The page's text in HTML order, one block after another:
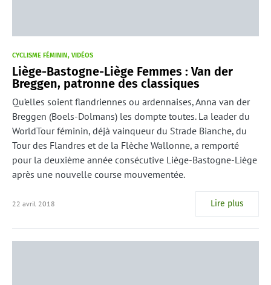
CYCLISME FÉMININ VIDÉOS
Liège-Bastogne-Liège Femmes : Van der
Breggen, patronne des classiques
Qu’elles soient flandriennes ou ardennaises, Anna van der
Breggen (Boels-Dolmans) les dompte toutes. La leader du
WorldTour féminin, déjà vainqueur du Strade Bianche, du
Tour des Flandres et de la Flèche Wallonne, a remporté
pour la deuxième année consécutive Liège-Bastogne-Liège
après une nouvelle course mouvementée.
22 avril 2018 Lire plus